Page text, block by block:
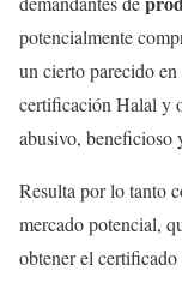
potencialmente
un cierto parecido
certificación Halal y
abusivo, beneficioso
Resulta por lo tanto
mercado potencial,
obtener el